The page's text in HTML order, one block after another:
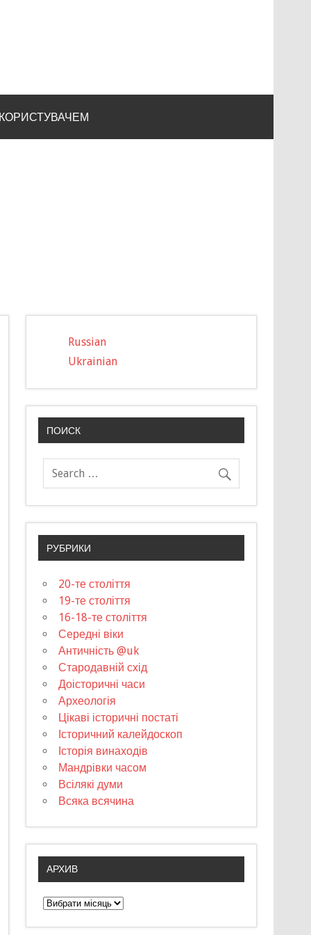
Russian
Ukrainian
ПОИСК
РУБРИКИ
20-те століття
19-те століття
16-18-те століття
Середні віки
Античність @uk
Стародавній схід
Доісторичні часи
Археологія
Цікаві історичні постаті
Історичний калейдоскоп
Історія винаходів
Мандрівки часом
Всілякі думи
Всяка всячина
АРХИВ
А
р
х